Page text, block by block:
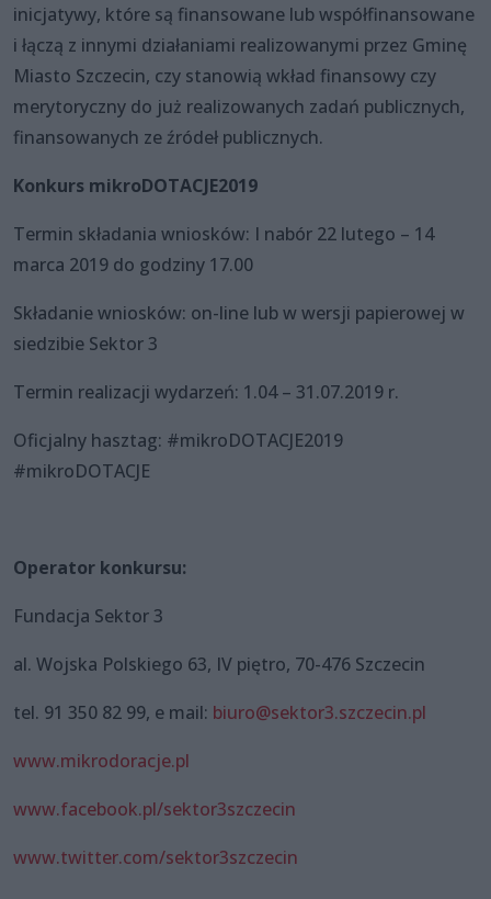
inicjatywy, które są finansowane lub współfinansowane
i łączą z innymi działaniami realizowanymi przez Gminę
Miasto Szczecin, czy stanowią wkład finansowy czy
merytoryczny do już realizowanych zadań publicznych,
finansowanych ze źródeł publicznych.
Konkurs mikroDOTACJE2019
Termin składania wniosków: I nabór 22 lutego – 14
marca 2019 do godziny 17.00
Składanie wniosków: on-line lub w wersji papierowej w
siedzibie Sektor 3
Termin realizacji wydarzeń: 1.04 – 31.07.2019 r.
Oficjalny hasztag: #mikroDOTACJE2019
#mikroDOTACJE
Operator konkursu:
Fundacja Sektor 3
al. Wojska Polskiego 63, IV piętro, 70-476 Szczecin
tel. 91 350 82 99, e mail: biuro@sektor3.szczecin.pl
www.mikrodoracje.pl
www.facebook.pl/sektor3szczecin
www.twitter.com/sektor3szczecin